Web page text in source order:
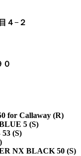
４−２
０
for Callaway (R)
5 (S)
(S)
NX BLACK 50 (S)